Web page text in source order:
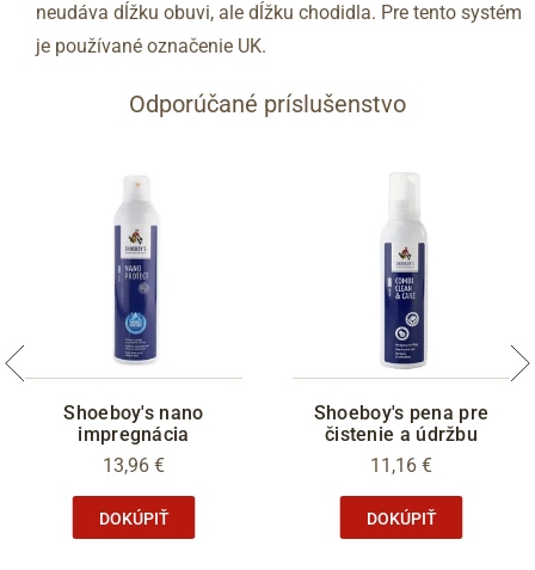
45
46
10
11
12.5
290
neudáva dĺžku obuvi, ale dĺžku chodidla. Pre tento systém
je používané označenie UK.
Odporúčané príslušenstvo
Shoeboy's nano
impregnácia
13,96 €
DOKÚPIŤ
Shoeboy's pena pre
čistenie a údržbu
11,16 €
DOKÚPIŤ